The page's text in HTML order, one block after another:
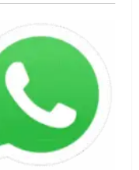
के मुख्यमंत्री से
और सांस्कृतिक
हुई चर्चा
अधिकारी ने
के पोलिंग बूथों का
आपत्ति निस्तारण